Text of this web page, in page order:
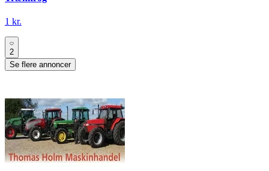
1 kr.
2
Se flere annoncer